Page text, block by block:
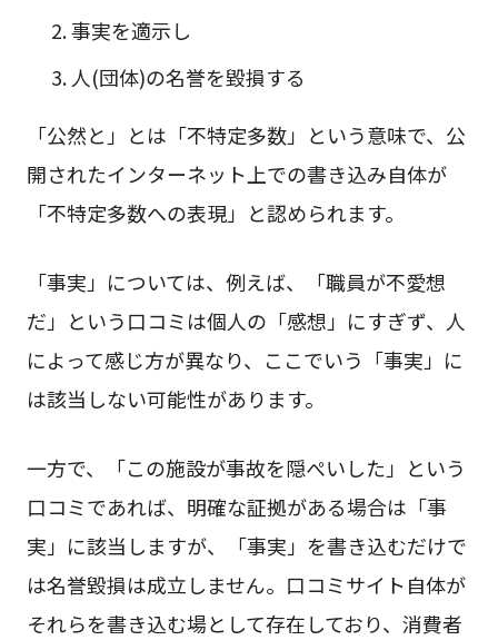
事実を適示し
人(団体)の名誉を毀損する
「公然と」とは「不特定多数」という意味で、公
開されたインターネット上での書き込み自体が
「不特定多数への表現」と認められます。
「事実」については、例えば、「職員が不愛想
だ」という口コミは個人の「感想」にすぎず、人
によって感じ方が異なり、ここでいう「事実」に
は該当しない可能性があります。
一方で、「この施設が事故を隠ぺいした」という
口コミであれば、明確な証拠がある場合は「事
実」に該当しますが、「事実」を書き込むだけで
は名誉毀損は成立しません。口コミサイト自体が
それらを書き込む場として存在しており、消費者